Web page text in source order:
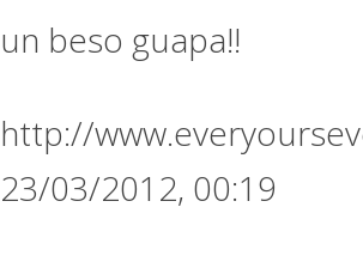
un beso guapa!!
http://
23/03/2012, 00:19